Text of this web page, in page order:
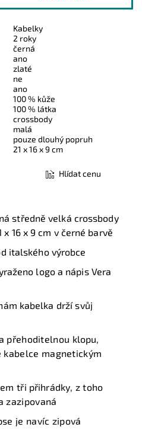
Kabelky
2 roky
černá
ano
zlaté
ne
ano
100 % kůže
100 % látka
crossbody
malá
pouze dlouhý popruh
21 x 16 x 9 cm
Hlídat cenu
středně velká crossbody
16 x 9 cm v černé barvě
italského výrobce
logo a nápis Vera
kabelka držísvůj
přehoditelnou klopu,
kabelce magnetickým
tři přihrádky, z toho
zazipovaná
je navíc zipová